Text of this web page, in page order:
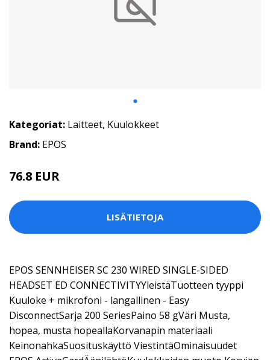
Kategoriat: Laitteet, Kuulokkeet
Brand: EPOS
76.8 EUR
LISÄTIETOJA
EPOS SENNHEISER SC 230 WIRED SINGLE-SIDED
HEADSET ED CONNECTIVITYYleistäTuotteen tyyppi
Kuuloke + mikrofoni - langallinen - Easy
DisconnectSarja 200 SeriesPaino 58 gVäri Musta,
hopea, musta hopeallaKorvanapin materiaali
KeinonahkaSuosituskäyttö ViestintäOminaisuudet